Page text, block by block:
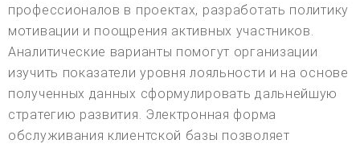
профессионалов в проектах, разработать политику
мотивации и поощрения активных участников.
Аналитические варианты помогут организации
изучить показатели уровня лояльности и на основе
полученных данных сформулировать дальнейшую
стратегию развития. Электронная форма
обслуживания клиентской базы позволяет